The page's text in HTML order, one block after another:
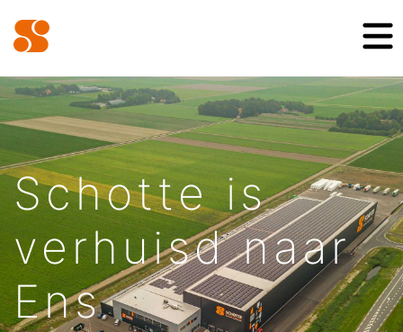
Schotte is
verhuisd naar
Ens